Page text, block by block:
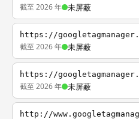
截至 2026 年 未屏蔽
https://
截至 2026 年 未屏蔽
https://
截至 2026 年 未屏蔽
http://